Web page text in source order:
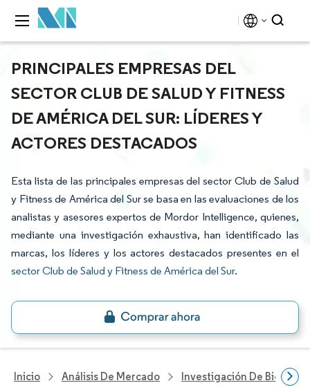
PRINCIPALES EMPRESAS DEL
SECTOR CLUB DE SALUD Y FITNESS
DE AMÉRICA DEL SUR: LÍDERES Y
ACTORES DESTACADOS
Esta lista de las principales empresas del sector Club de Salud
y Fitness de América del Sur se basa en las evaluaciones de los
analistas y asesores expertos de Mordor Intelligence, quienes,
mediante una investigación exhaustiva, han identificado las
marcas, los líderes y los actores destacados presentes en el
sector Club de Salud y Fitness de América del Sur.
Inicio Análisis De Mercado Investigación De Bienes